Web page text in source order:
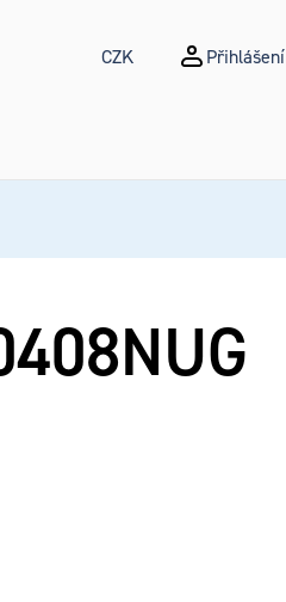
CZK Přihlášení